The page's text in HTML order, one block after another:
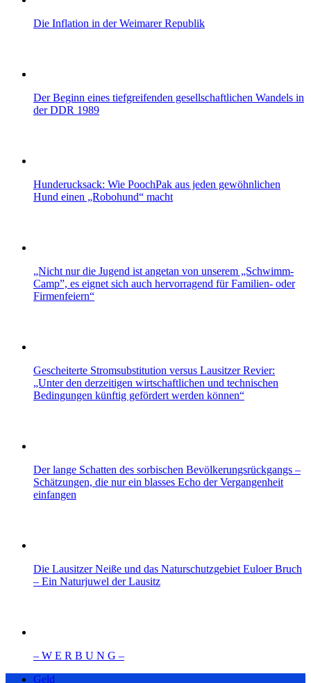
Die Inflation in der Weimarer Republik
Der Beginn eines tiefgreifenden gesellschaftlichen Wandels in
der DDR 1989
Hunderucksack: Wie PoochPak aus jeden gewöhnlichen
Hund einen „Robohund“ macht
„Nicht nur die Jugend ist angetan von unserem „Schwimm-
Camp”, es eignet sich auch hervorragend für Familien- oder
Firmenfeiern“
Gescheiterte Stromsubstitution versus Lausitzer Revier:
„Unter den derzeitigen wirtschaftlichen und technischen
Bedingungen künftig gefördert werden können“
Der lange Schatten des sorbischen Bevölkerungsrückgangs –
Schätzungen, die nur ein blasses Echo der Vergangenheit
einfangen
Die Lausitzer Neiße und das Naturschutzgebiet Euloer Bruch
– Ein Naturjuwel der Lausitz
– W Ε R Β U Ν G –
Geld